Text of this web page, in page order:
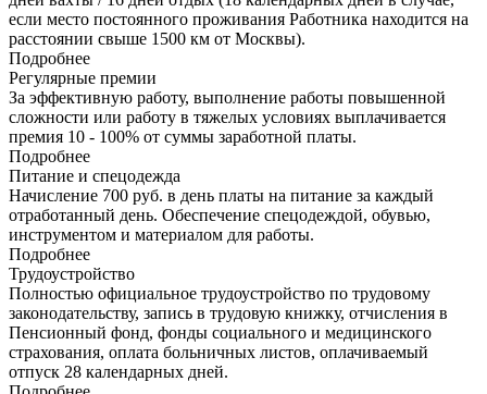
если место постоянного проживания Работника находится на
расстоянии свыше 1500 км от Москвы).
Подробнее
Регулярные премии
За эффективную работу, выполнение работы повышенной
сложности или работу в тяжелых условиях выплачивается
премия 10 - 100% от суммы заработной платы.
Подробнее
Питание и спецодежда
Начисление 700 руб. в день платы на питание за каждый
отработанный день. Обеспечение спецодеждой, обувью,
инструментом и материалом для работы.
Подробнее
Трудоустройство
Полностью официальное трудоустройство по трудовому
законодательству, запись в трудовую книжку, отчисления в
Пенсионный фонд, фонды социального и медицинского
страхования, оплата больничных листов, оплачиваемый
отпуск 28 календарных дней.